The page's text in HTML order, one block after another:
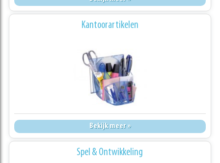
Kantoorartikelen
Bekijk meer »
Spel & Ontwikkeling